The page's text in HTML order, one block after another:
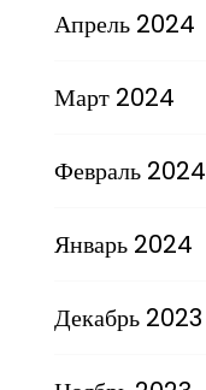
Апрель 2024
Март 2024
Февраль 2024
Январь 2024
Декабрь 2023